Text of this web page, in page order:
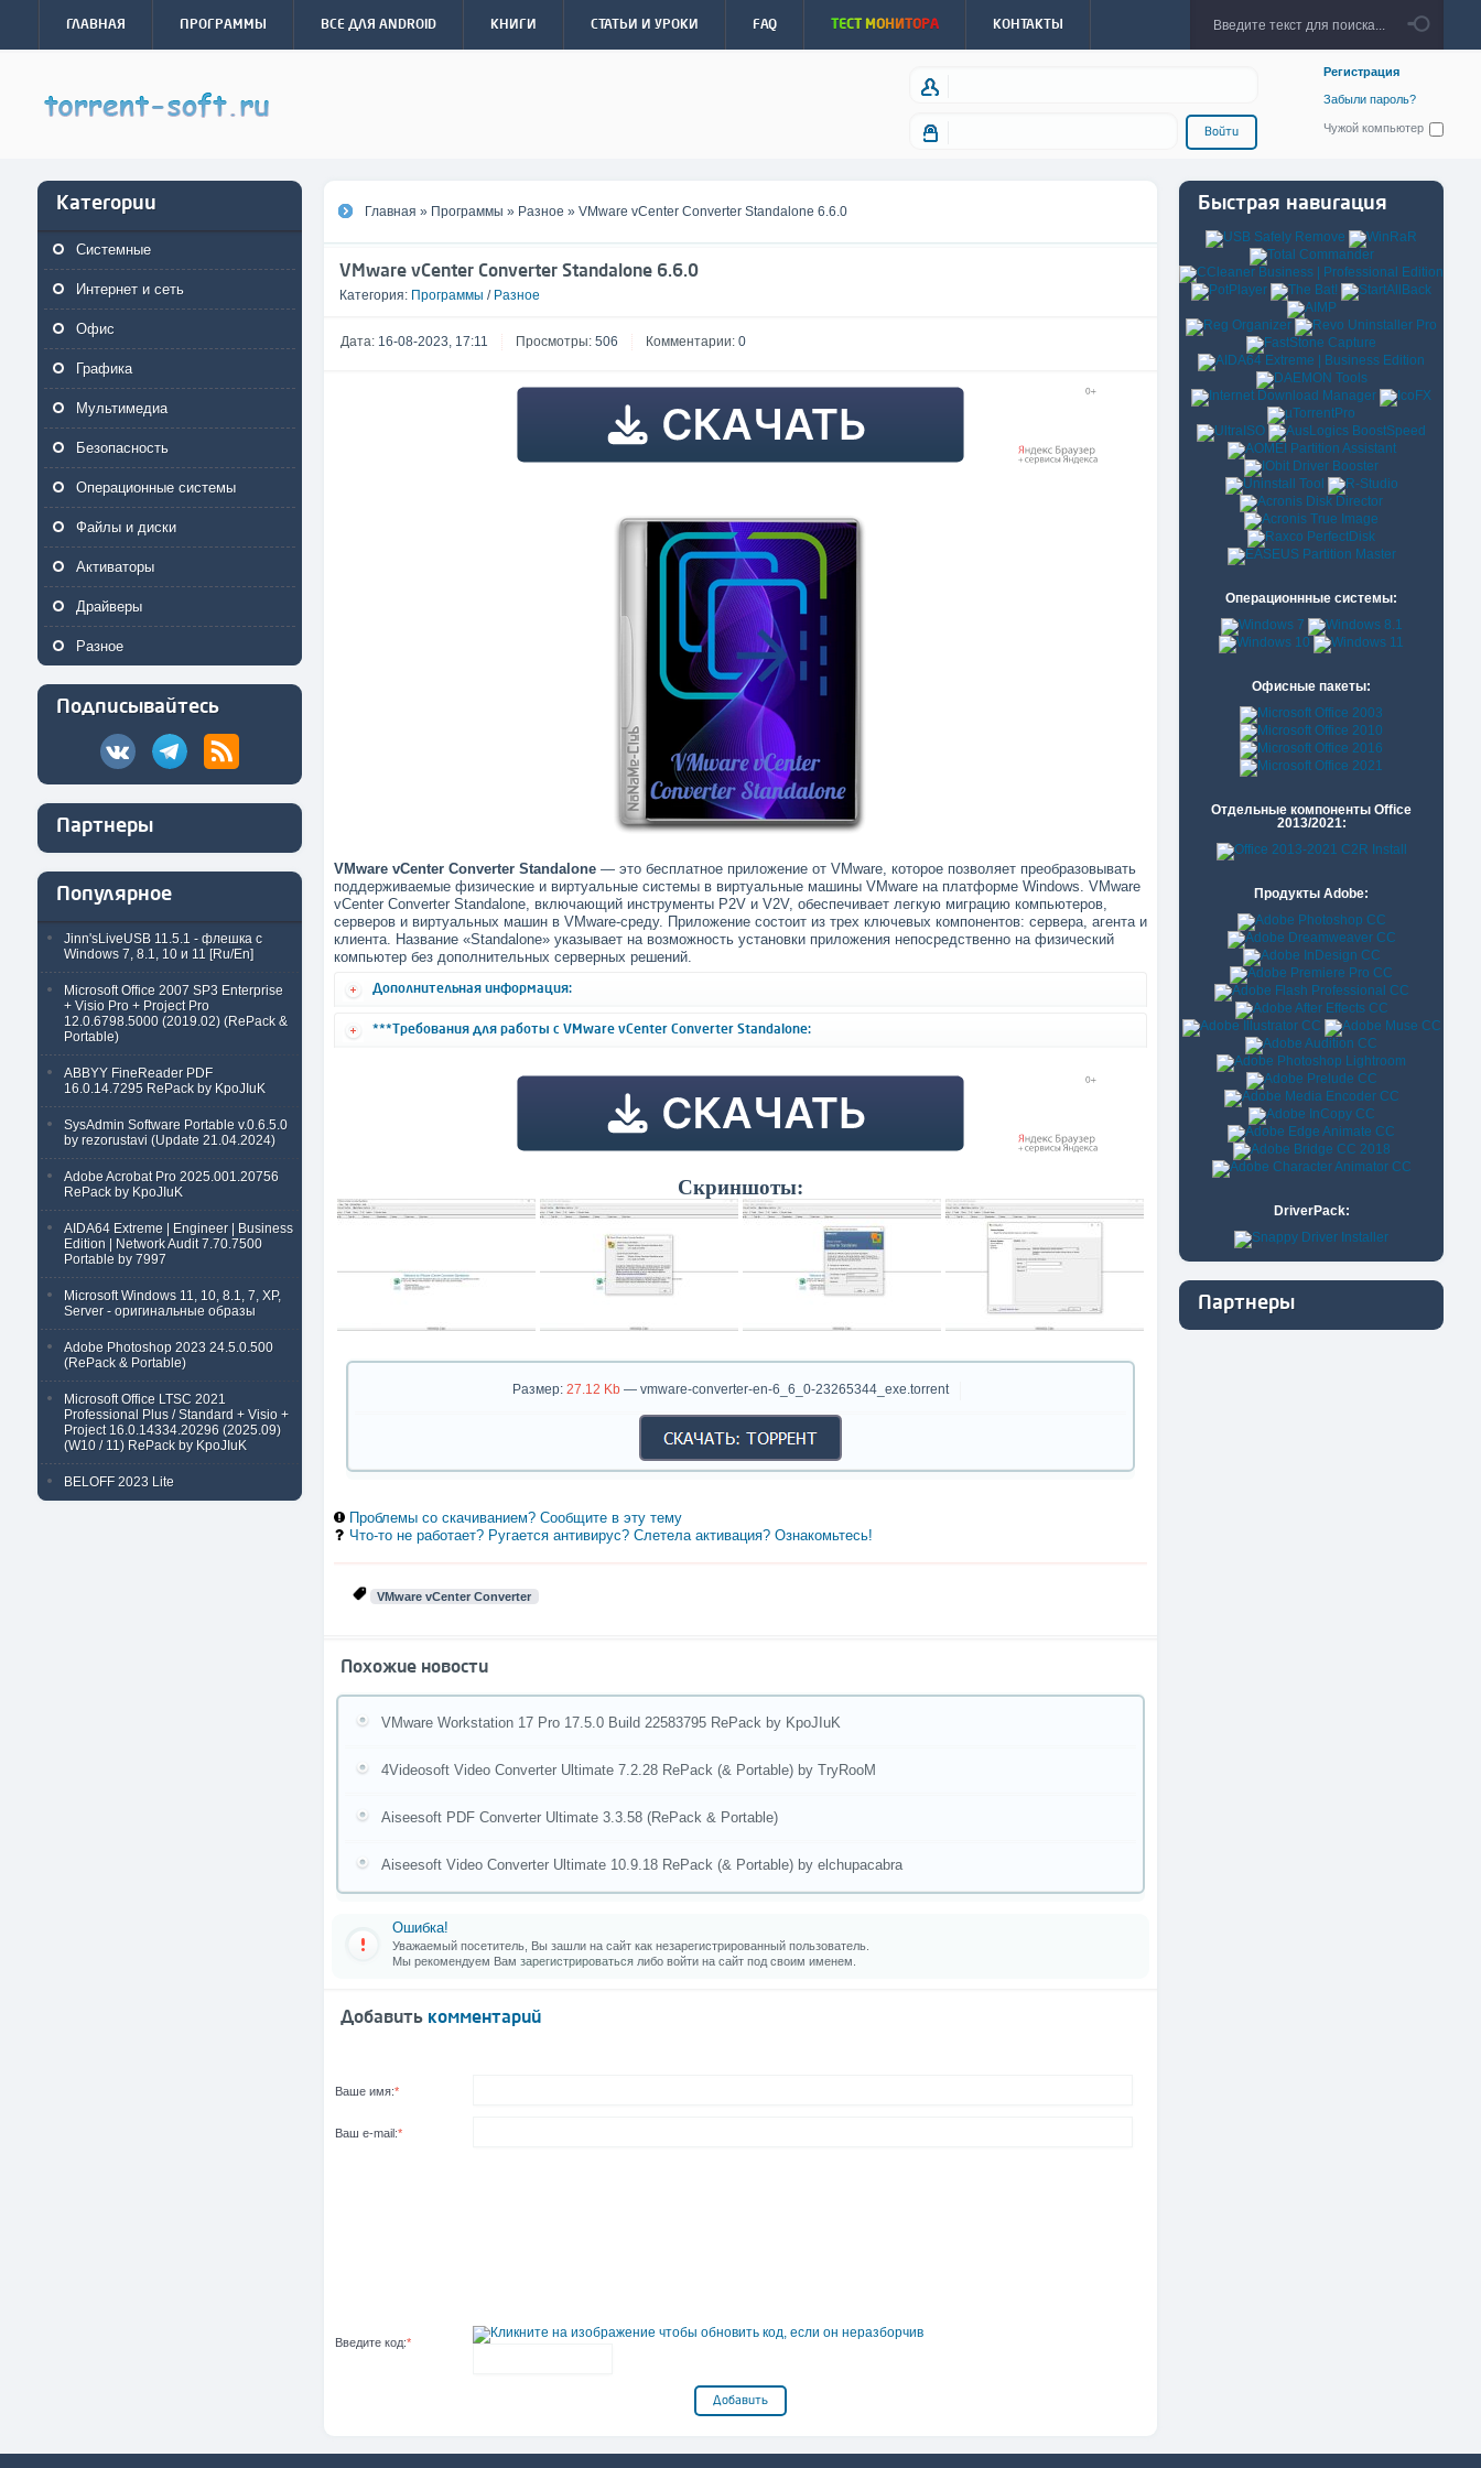
ГЛАВНАЯ ПРОГРАММЫ ВСЕ ДЛЯ ANDROID КНИГИ СТАТЬИ И УРОКИ FAQ ТЕСТ МОНИТОРА КОНТАКТЫ
Войти
Регистрация
Забыли пароль?
Чужой компьютер
Категории
Системные
Интернет и сеть
Офис
Графика
Мультимедиа
Безопасность
Операционные системы
Файлы и диски
Активаторы
Драйверы
Разное
Подписывайтесь
Партнеры
Популярное
Jinn'sLiveUSB 11.5.1 - флешка с
Windows 7, 8.1, 10 и 11 [Ru/En]
Microsoft Office 2007 SP3 Enterprise
+ Visio Pro + Project Pro
12.0.6798.5000 (2019.02) (RePack &
Portable)
ABBYY FineReader PDF
16.0.14.7295 RePack by KpoJIuK
SysAdmin Software Portable v.0.6.5.0
by rezorustavi (Update 21.04.2024)
Adobe Acrobat Pro 2025.001.20756
RePack by KpoJIuK
AIDA64 Extreme | Engineer | Business
Edition | Network Audit 7.70.7500
Portable by 7997
Microsoft Windows 11, 10, 8.1, 7, XP,
Server - оригинальные образы
Adobe Photoshop 2023 24.5.0.500
(RePack & Portable)
Microsoft Office LTSC 2021
Professional Plus / Standard + Visio +
Project 16.0.14334.20296 (2025.09)
(W10 / 11) RePack by KpoJIuK
BELOFF 2023 Lite
Быстрая навигация
Операционнные системы:
Офисные пакеты:
Отдельные компоненты Office
2013/2021:
Продукты Adobe:
DriverPack:
Партнеры
Главная » Программы » Разное » VMware vCenter Converter Standalone 6.6.0
VMware vCenter Converter Standalone 6.6.0
Категория: Программы / Разное
Дата:16-08-2023, 17:11 Просмотры:506 Комментарии:0
VMware vCenter Converter Standalone— это бесплатное приложение от VMware, которое позволяет преобразовывать
поддерживаемые физические и виртуальные системы в виртуальные машины VMware на платформе Windows. VMware
vCenter Converter Standalone, включающий инструменты P2V и V2V, обеспечивает легкую миграцию компьютеров,
серверов и виртуальных машин в VMware-среду. Приложение состоит из трех ключевых компонентов: сервера, агента и
клиента. Название «Standalone» указывает на возможность установки приложения непосредственно на физический
компьютер без дополнительных серверных решений.
Дополнительная информация:
***Требования для работы с VMware vCenter Converter Standalone:
Скриншоты:
Размер: 27.12 Kb— vmware-converter-en-6_6_0-23265344_exe.torrent
Проблемы со скачиванием? Сообщите в эту тему
Что-то не работает? Ругается антивирус? Слетела активация? Ознакомьтесь!
VMware vCenter Converter
Похожие новости
VMware Workstation 17 Pro 17.5.0 Build 22583795 RePack by KpoJIuK
4Videosoft Video Converter Ultimate 7.2.28 RePack (& Portable) by TryRooM
Aiseesoft PDF Converter Ultimate 3.3.58 (RePack & Portable)
Aiseesoft Video Converter Ultimate 10.9.18 RePack (& Portable) by elchupacabra
Ошибка!
Уважаемый посетитель, Вы зашли на сайт как незарегистрированный пользователь.
Мы рекомендуем Вам зарегистрироватьсялибо войти на сайт под своим именем.
Добавить комментарий
Ваше имя:*
Ваш e-mail:*
Введите код:*
Добавить